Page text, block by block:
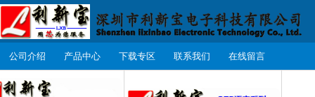
公司介绍 产品中心 下载专区 联系我们 在线留言